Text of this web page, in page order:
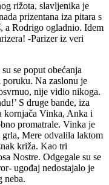
rižota, slavljenika je
prizentana iza pitara s
a Rodrigo ogladnio. Idem
-Parizer iz veri
se poput obećanja
poruku. Na zaslonu je
nije vidio nikoga.
S druge bande, iza
kornjača Vinka, Anka i
promatrale. Vinka je
Mere odvalila laktom
križa. Kao tri
Nostre. Odgegale su se
ugođaj nedostajalo je
neba.